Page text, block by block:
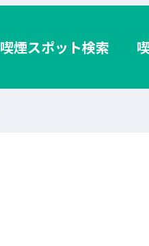
喫煙スポット検索